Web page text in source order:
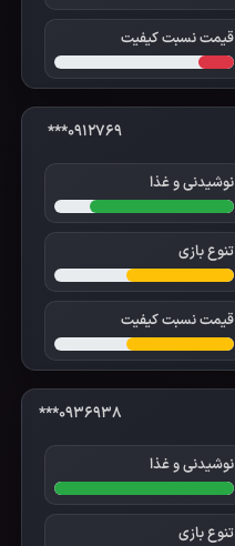
قیمت نسبت کیفیت
0912769***
نوشیدنی و غذا
تنوع بازی
قیمت نسبت کیفیت
0936938***
نوشیدنی و غذا
تنوع بازی